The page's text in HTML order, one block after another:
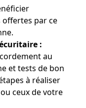
par ce
:
au
et tests de bon
à réaliser
ceux de votre